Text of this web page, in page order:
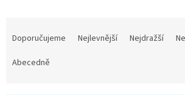
Doporučujeme Nejlevnější Nejdražší
Abecedně